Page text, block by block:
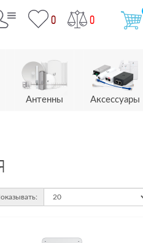
0 0
Антенны Аксессуары